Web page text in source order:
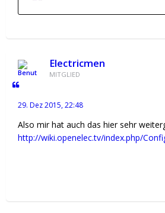
Electricmen
MITGLIED
29. Dez 2015, 22:48
Also mir hat auch das hier sehr
http://wiki.openelec.tv/index.php/